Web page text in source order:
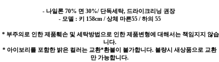
- 나일론 70% 면 30%/ 단독세탁, 드라이크리닝 권장
- 모델 : 키 158cm / 상체 마른55 / 하의 55
* 부주의로 인한 제품훼손 및 세탁방법으로 인한 제품변형에 대해서는 책임지지 않습
니다.
* 아이보리를 포함한 밝은 컬러는 교환*환불이 불가합니다. 불량시 새상품으로 교환
만 가능합니다.